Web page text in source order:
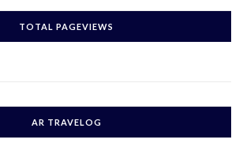
TOTAL PAGEVIEWS
AR TRAVELOG